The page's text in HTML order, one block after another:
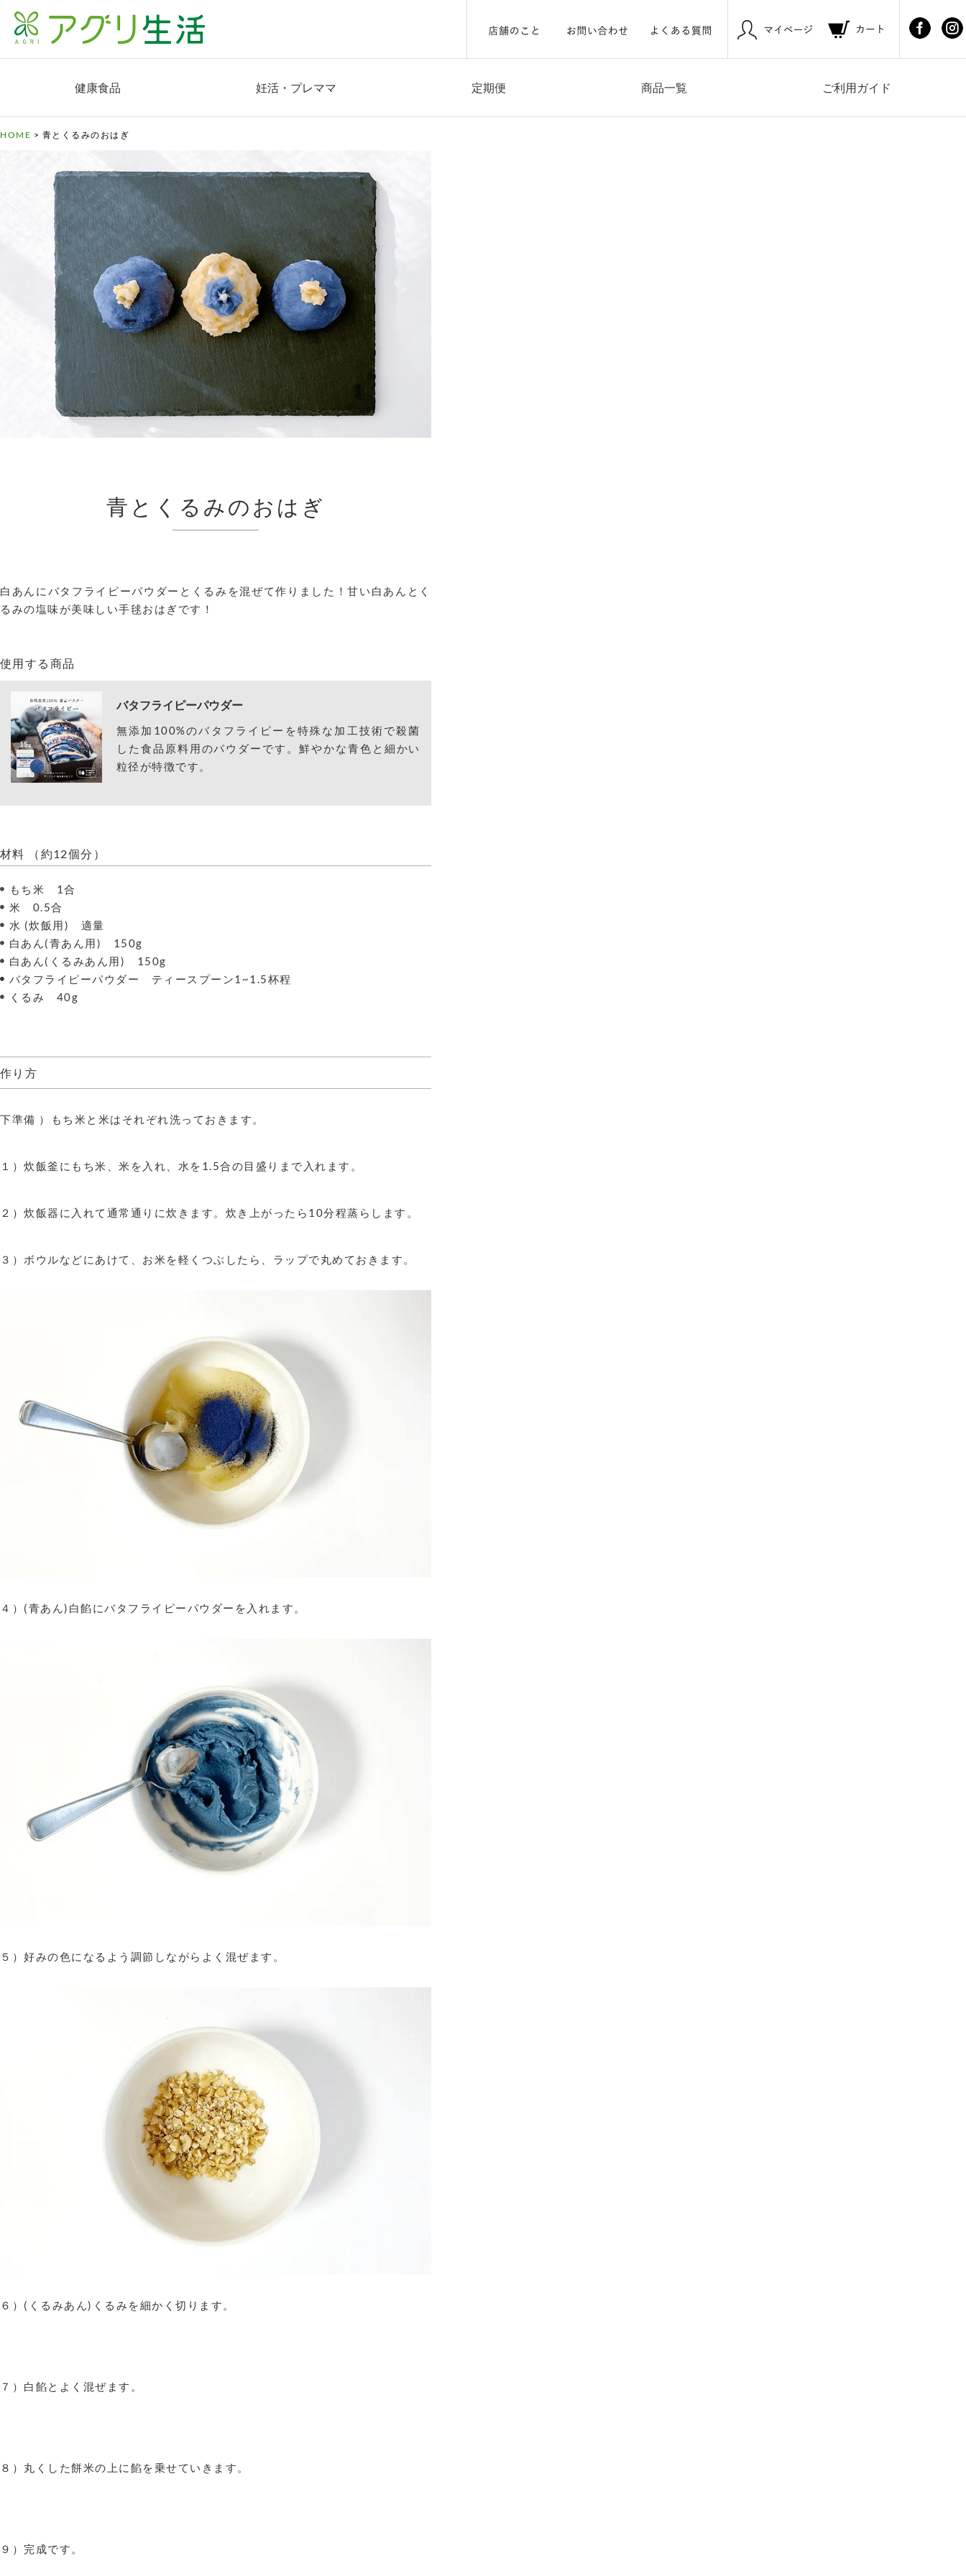
健康食品 妊活・プレママ 定期便 商品一覧 ご利用ガイド
HOME > 青とくるみのおはぎ
青とくるみのおはぎ
白あんにバタフライピーパウダーとくるみを混ぜて作りました！甘い白あんとく
るみの塩味が美味しい手毬おはぎです！
使用する商品
バタフライピーパウダー
無添加100%のバタフライピーを特殊な加工技術で殺菌
した食品原料用のパウダーです。鮮やかな青色と細かい
粒径が特徴です。
材料 （約12個分）
もち米 1合
米 0.5合
水 (炊飯用) 適量
白あん(青あん用) 150g
白あん(くるみあん用) 150g
バタフライピーパウダー ティースプーン1~1.5杯程
くるみ 40g
作り方
下準備 ）もち米と米はそれぞれ洗っておきます。
１）炊飯釜にもち米、米を入れ、水を1.5合の目盛りまで入れます。
２）炊飯器に入れて通常通りに炊きます。炊き上がったら10分程蒸らします。
３）ボウルなどにあけて、お米を軽くつぶしたら、ラップで丸めておきます。
４）(青あん)白餡にバタフライピーパウダーを入れます。
５）好みの色になるよう調節しながらよく混ぜます。
６）(くるみあん)くるみを細かく切ります。
７）白餡とよく混ぜます。
８）丸くした餅米の上に餡を乗せていきます。
９）完成です。